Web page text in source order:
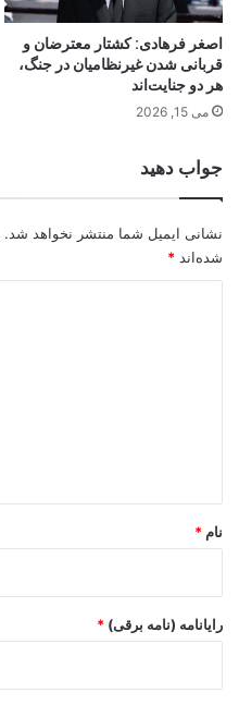
اصغر فرهادی: کشتار معترضان و
قربانی شدن غیرنظامیان در جنگ،
هر دو جنایت‌اند
می 15, 2026
جواب دهید
نشانی ایمیل شما منتشر نخواهد شد.
شده‌اند *
نام *
رایانامه (نامه برقی) *